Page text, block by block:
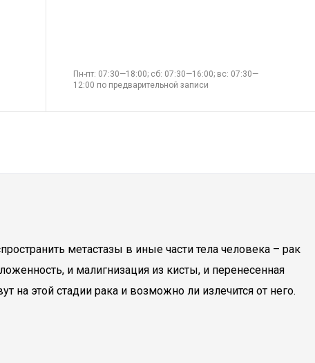
Пн-пт: 07:30—18:00; сб: 07:30—16:00; вс: 07:30—
12:00 по предварительной записи
метастазы в иные части тела человека – рак
и малигнизация из кисты, и перенесенная
на этой стадии рака и возможно ли излечится от него.